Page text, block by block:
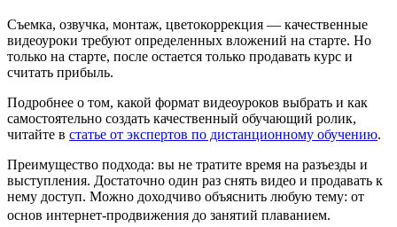
Съемка, озвучка, монтаж, цветокоррекция — качественные
видеоуроки требуют определенных вложений на старте. Но
только на старте, после остается только продавать курс и
считать прибыль.
Подробнее о том, какой формат видеоуроков выбрать и как
самостоятельно создать качественный обучающий ролик,
читайте в статье от экспертов по дистанционному обучению.
Преимущество подхода: вы не тратите время на разъезды и
выступления. Достаточно один раз снять видео и продавать к
нему доступ. Можно доходчиво объяснить любую тему: от
основ интернет-продвижения до занятий плаванием.​